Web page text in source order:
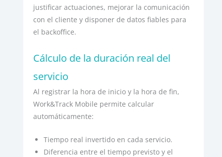
justificar actuaciones, mejorar la comunicación
con el cliente y disponer de datos fiables para
el backoffice.
Cálculo de la duración real del
servicio
Al registrar la hora de inicio y la hora de fin,
Work&Track Mobile permite calcular
automáticamente:
Tiempo real invertido en cada servicio.
Diferencia entre el tiempo previsto y el